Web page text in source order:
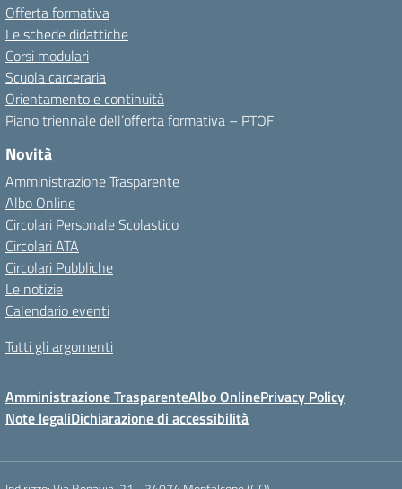
Offerta formativa
Le schede didattiche
Corsi modulari
Scuola carceraria
Orientamento e continuità
Piano triennale dell’offerta formativa – PTOF
Novità
Amministrazione Trasparente
Albo Online
Circolari Personale Scolastico
Circolari ATA
Circolari Pubbliche
Le notizie
Calendario eventi
Tutti gli argomenti
Amministrazione TrasparenteAlbo OnlinePrivacy Policy
Note legaliDichiarazione di accessibilità